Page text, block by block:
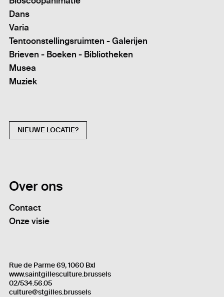
Dans
Varia
Tentoonstellingsruimten - Galerijen
Brieven - Boeken - Bibliotheken
Musea
Muziek
NIEUWE LOCATIE?
Over ons
Contact
Onze visie
Rue de Parme 69, 1060 Bxl
www.saintgillesculture.brussels
02/534.56.05
culture@stgilles.brussels